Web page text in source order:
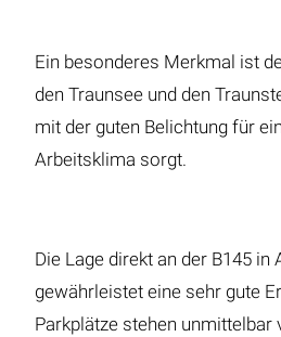
Ein besonderes Merkmal ist
den Traunsee und den
mit der guten Belichtung für
Arbeitsklima sorgt.
Die Lage direkt an der B145 in
gewährleistet eine sehr gute
Parkplätze stehen unmittelbar